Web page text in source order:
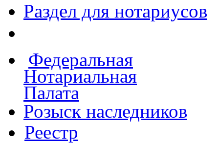
Раздел для нотариусов
Федеральная
Нотариальная
Палата
Розыск наследников
Реестр